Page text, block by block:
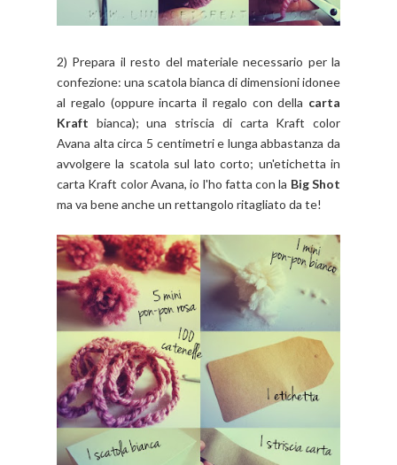
2) Prepara il resto del materiale necessario per la
confezione: una scatola bianca di dimensioni idonee
al regalo (oppure incarta il regalo con della carta
Kraft bianca); una striscia di carta Kraft color
Avana alta circa 5 centimetri e lunga abbastanza da
avvolgere la scatola sul lato corto; un'etichetta in
carta Kraft color Avana, io l'ho fatta con la Big Shot
ma va bene anche un rettangolo ritagliato da te!